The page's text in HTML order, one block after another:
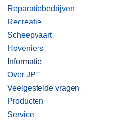
Reparatiebedrijven
Recreatie
Scheepvaart
Hoveniers
Informatie
Over JPT
Veelgestelde vragen
Producten
Service